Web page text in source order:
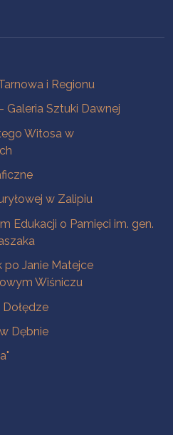
i Regionu
Galeria Sztuki Dawnej
Witosa w
w Zalipiu
Edukacji o Pamięci im. gen.
po Janie Matejce
Wiśniczu
Dębnie